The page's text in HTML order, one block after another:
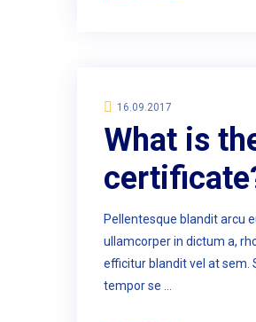
16.09.2017
What is
Pellentesque blandit arcu
ullamcorper in dictum a,
efficitur blandit vel at sem.
tempor se …